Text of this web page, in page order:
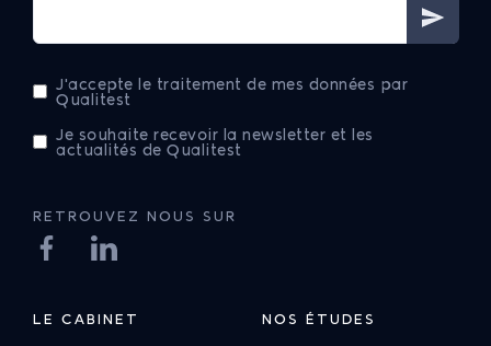
J'accepte le traitement de mes données par
Qualitest
Je souhaite recevoir la newsletter et les
actualités de Qualitest
RETROUVEZ NOUS SUR
LE CABINET NOS ÉTUDES